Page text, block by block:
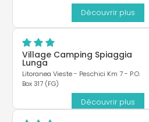
Découvrir plus
Village Camping Spiaggia
Lunga
Litoranea Vieste - Peschici Km 7 - P.O.
Box 317 (FG)
Découvrir plus